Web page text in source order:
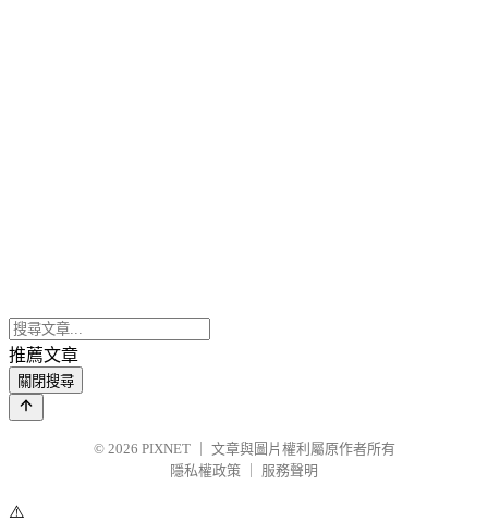
推薦文章
關閉搜尋
© 2026 PIXNET
文章與圖片權利屬原作者所有
隱私權政策
服務聲明
⚠️